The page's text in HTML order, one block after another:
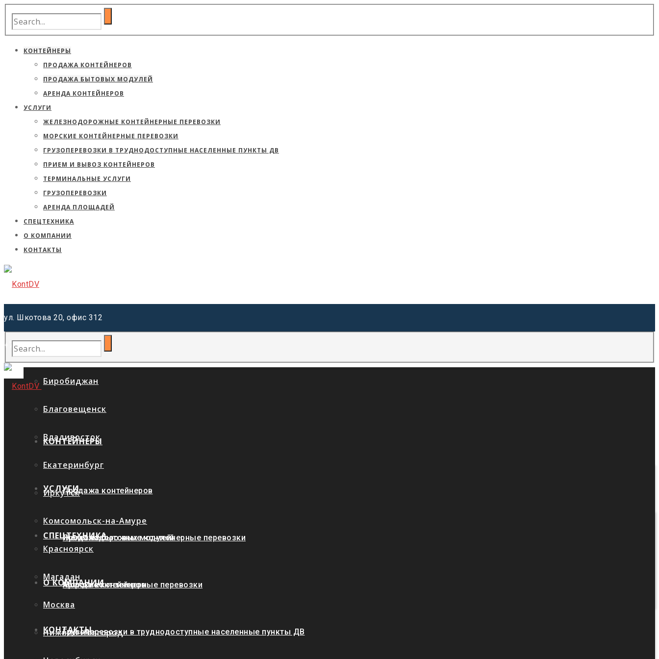
КОНТЕЙНЕРЫ
ПРОДАЖА КОНТЕЙНЕРОВ
ПРОДАЖА БЫТОВЫХ МОДУЛЕЙ
АРЕНДА КОНТЕЙНЕРОВ
УСЛУГИ
ЖЕЛЕЗНОДОРОЖНЫЕ КОНТЕЙНЕРНЫЕ ПЕРЕВОЗКИ
МОРСКИЕ КОНТЕЙНЕРНЫЕ ПЕРЕВОЗКИ
ГРУЗОПЕРЕВОЗКИ В ТРУДНОДОСТУПНЫЕ НАСЕЛЕННЫЕ ПУНКТЫ ДВ
ПРИЕМ И ВЫВОЗ КОНТЕЙНЕРОВ
ТЕРМИНАЛЬНЫЕ УСЛУГИ
ГРУЗОПЕРЕВОЗКИ
АРЕНДА ПЛОЩАДЕЙ
СПЕЦТЕХНИКА
О КОМПАНИИ
КОНТАКТЫ
ул. Шкотова 20, офис 312
+7 (962) 220-41-81
Хабаровск
Биробиджан
Благовещенск
Владивосток
Екатеринбург
Иркутск
Комсомольск-на-Амуре
Красноярск
Магадан
Москва
Нижний Новгород
КОНТЕЙНЕРЫ
Продажа контейнеров
Продажа бытовых модулей
Аренда контейнеров
УСЛУГИ
Железнодорожные контейнерные перевозки
Морские контейнерные перевозки
Грузоперевозки в труднодоступные населенные пункты ДВ
СПЕЦТЕХНИКА
О КОМПАНИИ
КОНТАКТЫ